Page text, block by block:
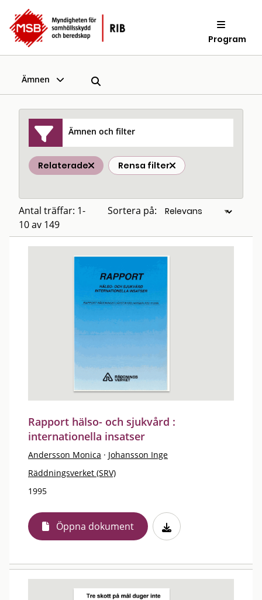
Program
Ämnen
Ämnen och filter
Relaterade Rensa filter
Antal träffar: 1-
10 av 149
Sortera på:
Rapport hälso- och sjukvård :
internationella insatser
Andersson Monica · Johansson Inge
Räddningsverket (SRV)
1995
Öppna dokument